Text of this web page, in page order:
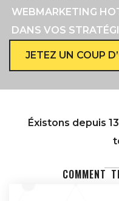
WEBMARKETING
DANS VOS
JETEZ UN COUP
Éxistons depuis
COMMENT